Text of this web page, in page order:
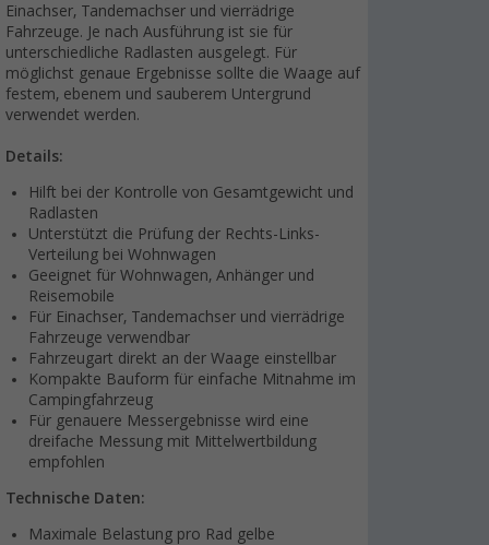
Einachser, Tandemachser und vierrädrige
Fahrzeuge. Je nach Ausführung ist sie für
unterschiedliche Radlasten ausgelegt. Für
möglichst genaue Ergebnisse sollte die Waage auf
festem, ebenem und sauberem Untergrund
verwendet werden.
Details:
Hilft bei der Kontrolle von Gesamtgewicht und
Radlasten
Unterstützt die Prüfung der Rechts-Links-
Verteilung bei Wohnwagen
Geeignet für Wohnwagen, Anhänger und
Reisemobile
Für Einachser, Tandemachser und vierrädrige
Fahrzeuge verwendbar
Fahrzeugart direkt an der Waage einstellbar
Kompakte Bauform für einfache Mitnahme im
Campingfahrzeug
Für genauere Messergebnisse wird eine
dreifache Messung mit Mittelwertbildung
empfohlen
Technische Daten:
Maximale Belastung pro Rad gelbe